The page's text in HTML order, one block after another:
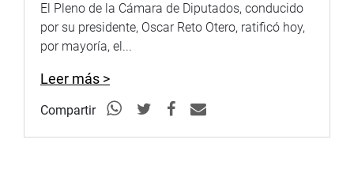
chino, para buscar una solución al problema.
Según el gobernador Meléndez Celis, con ello se buscaba
las partes e impedir que se frustraran las negociaciones
en marcha. (JVS)
El Pleno de la Cámara de Diputados, conducido
por su presidente, Oscar Reto Otero, ratificó hoy,
por mayoría, el...
Leer más >
Compartir